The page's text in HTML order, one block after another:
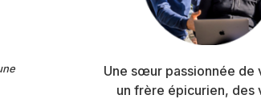
Une sœur passionnée de
un frère épicurien, des